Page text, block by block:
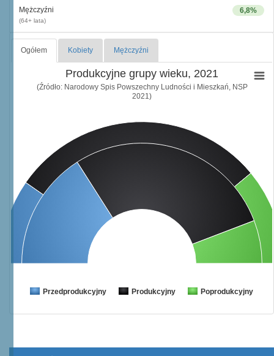
6,8%
Mężczyźni
(64+ lata)
Ogółem Kobiety Mężczyźni
Produkcyjne grupy wieku, 2021
(Źródło: Narodowy Spis Powszechny Ludności i Mieszkań, NSP
2021)
Przedprodukcyjny Produkcyjny Poprodukcyjny